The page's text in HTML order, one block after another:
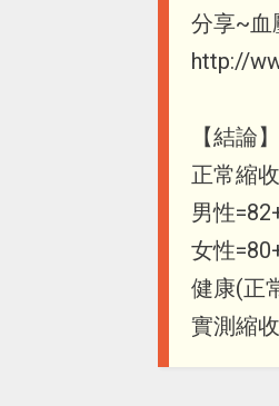
分享~血
http://
【結論】
正常縮
男性
女性
健康(正
實測縮